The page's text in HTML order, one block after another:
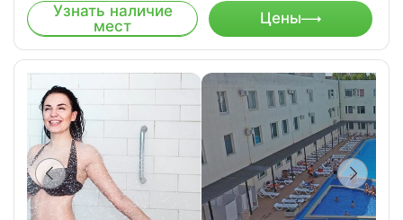
Узнать наличие
мест
Цены